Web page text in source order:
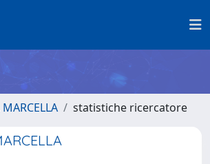
statistiche ricercatore